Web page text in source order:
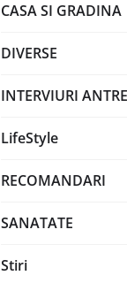
CASA SI GRADINA
DIVERSE
INTERVIURI
LifeStyle
RECOMANDARI
SANATATE
Stiri